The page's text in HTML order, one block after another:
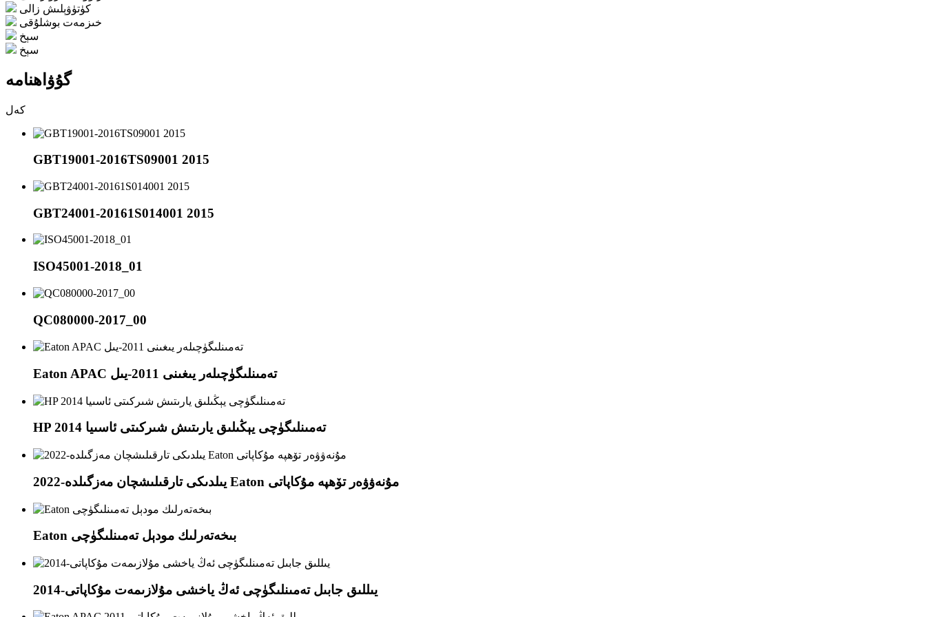
كۈتۈۋېلىش زالى
خىزمەت بوشلۇقى
سېخ
سېخ
گۇۋاھنامە
كەل
GBT19001-2016TS09001 2015
GBT24001-20161S014001 2015
ISO45001-2018_01
QC080000-2017_00
Eaton APAC تەمىنلىگۈچىلەر يىغىنى 2011-يىل
HP تەمىنلىگۈچى يېڭىلىق يارىتىش شىركىتى ئاسىيا 2014
2022-يىلدىكى تارقىلىشچان مەزگىلدە Eaton مۇنەۋۋەر تۆھپە مۇكاپاتى
Eaton بىخەتەرلىك مودېل تەمىنلىگۈچى
2014-يىللىق جابىل تەمىنلىگۈچى ئەڭ ياخشى مۇلازىمەت مۇكاپاتى